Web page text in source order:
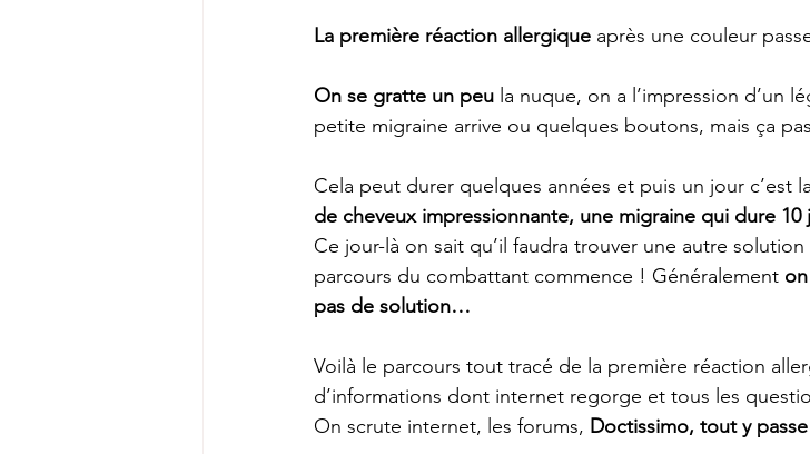
La première réaction allergique après une couleur
On se gratte un peu la nuque, on a l’impression d’un
petite migraine arrive ou quelques boutons, mais ça
Cela peut durer quelques années et puis un jour c’est
de cheveux impressionnante, une migraine qui dure
Ce jour-là on sait qu’il faudra trouver une autre
parcours du combattant commence ! Généralement
pas de solution…
Voilà le parcours tout tracé de la première réaction
d’informations dont internet regorge et tous les
On scrute internet, les forums, Doctissimo, tout y